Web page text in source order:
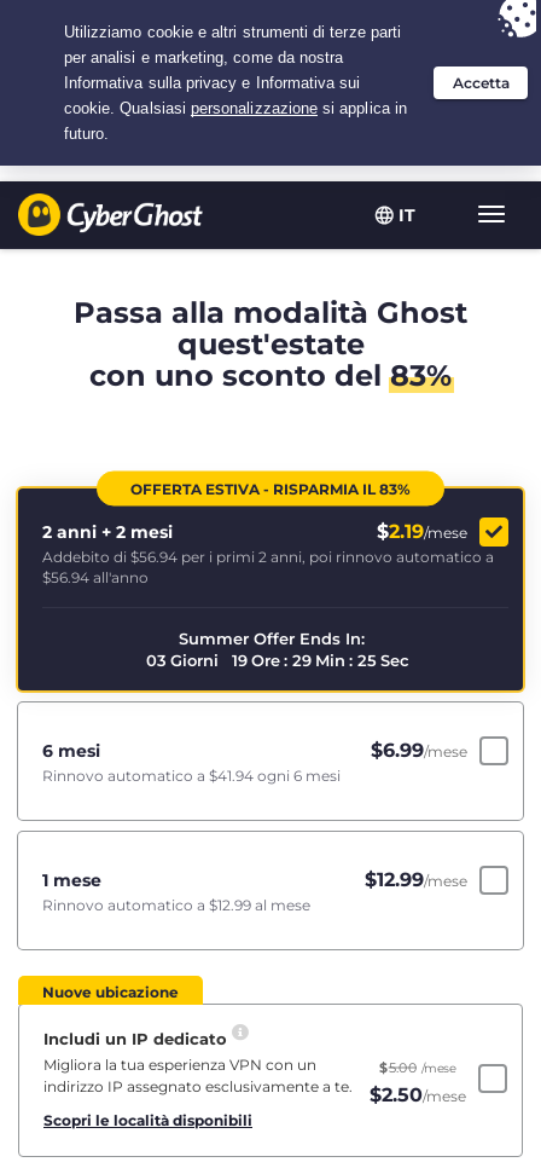
IT
L'offerta migliore per 2.1666666666667 anni a $
Passa alla modalità Ghost
quest'estate
con uno sconto del83%
OFFERTA ESTIVA - RISPARMIA IL 83%
2 anni + 2 mesi $2.19/mese
Addebito di $56.94 per i primi 2 anni, poi rinnovo automatico a
$56.94 all'anno
Summer Offer Ends In:
03 Giorni 19 Ore : 29 Min : 25 Sec
6 mesi $6.99/mese
Rinnovo automatico a $41.94 ogni 6 mesi
1 mese $12.99/mese
Rinnovo automatico a $12.99 al mese
Nuove ubicazione
Includi un IP dedicato
Migliora la tua esperienza VPN con un
indirizzo IP assegnato esclusivamente a te.
Scopri le località disponibili
$5.00 /mese
$2.50/mese